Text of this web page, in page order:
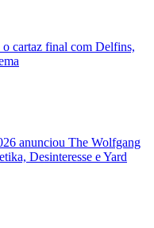
cartaz final com Delfins,
anunciou The Wolfgang
Desinteresse e Yard